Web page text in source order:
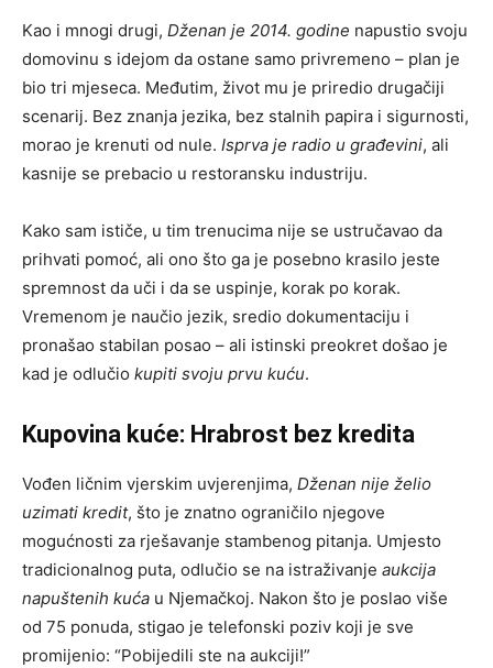
Kao i mnogi drugi, Dženan je 2014. godine napustio svoju
domovinu s idejom da ostane samo privremeno – plan je
bio tri mjeseca. Međutim, život mu je priredio drugačiji
scenarij. Bez znanja jezika, bez stalnih papira i sigurnosti,
morao je krenuti od nule. Isprva je radio u građevini, ali
kasnije se prebacio u restoransku industriju.
Kako sam ističe, u tim trenucima nije se ustručavao da
prihvati pomoć, ali ono što ga je posebno krasilo jeste
spremnost da uči i da se uspinje, korak po korak.
Vremenom je naučio jezik, sredio dokumentaciju i
pronašao stabilan posao – ali istinski preokret došao je
kad je odlučio kupiti svoju prvu kuću.
Kupovina kuće: Hrabrost bez kredita
Vođen ličnim vjerskim uvjerenjima, Dženan nije želio
uzimati kredit, što je znatno ograničilo njegove
mogućnosti za rješavanje stambenog pitanja. Umjesto
tradicionalnog puta, odlučio se na istraživanje aukcija
napuštenih kuća u Njemačkoj. Nakon što je poslao više
od 75 ponuda, stigao je telefonski poziv koji je sve
promijenio: “Pobijedili ste na aukciji!”